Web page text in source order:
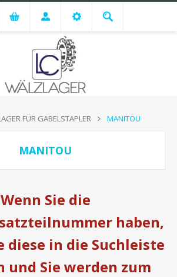
FÜR GABELSTAPLER MANITOU
MANITOU
Wenn Sie die
haben,
diese in die Suchleiste
und Sie werden zum